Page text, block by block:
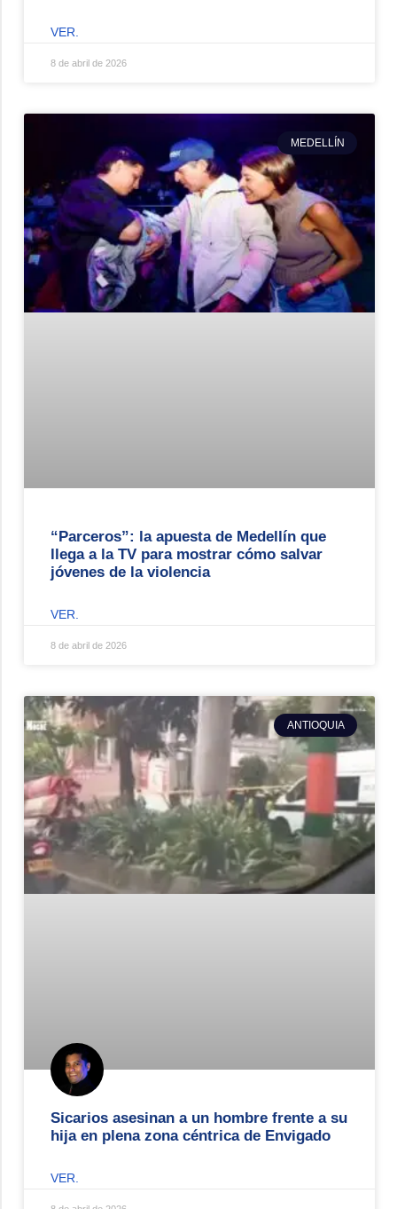
VER.
8 de abril de 2026
MEDELLÍN
“Parceros”: la apuesta de Medellín que
llega a la TV para mostrar cómo salvar
jóvenes de la violencia
VER.
8 de abril de 2026
ANTIOQUIA
Sicarios asesinan a un hombre frente a su
hija en plena zona céntrica de Envigado
VER.